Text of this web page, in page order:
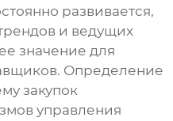
развивается,
и ведущих
значение для
Определение
закупок
управления